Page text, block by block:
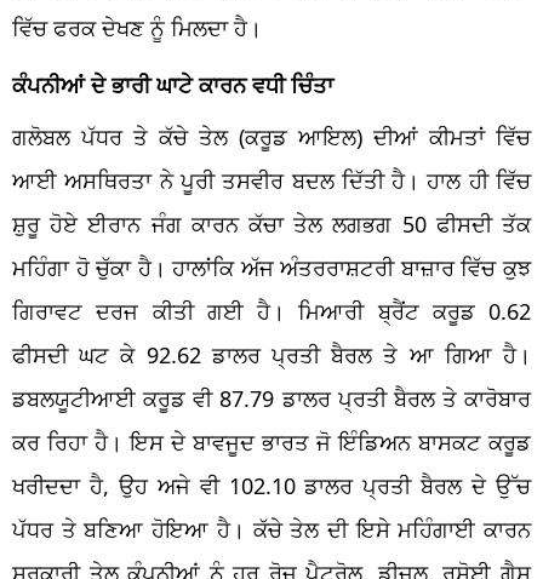
ਵਿੱਚ ਫਰਕ ਦੇਖਣ ਨੂੰ ਮਿਲਦਾ ਹੈ।
ਕੰਪਨੀਆਂ ਦੇ ਭਾਰੀ ਘਾਟੇ ਕਾਰਨ ਵਧੀ ਚਿੰਤਾ
ਗਲੋਬਲ ਪੱਧਰ ਤੇ ਕੱਚੇ ਤੇਲ (ਕਰੂਡ ਆਇਲ) ਦੀਆਂ ਕੀਮਤਾਂ ਵਿੱਚ
ਆਈ ਅਸਥਿਰਤਾ ਨੇ ਪੂਰੀ ਤਸਵੀਰ ਬਦਲ ਦਿੱਤੀ ਹੈ। ਹਾਲ ਹੀ ਵਿੱਚ
ਸ਼ੁਰੂ ਹੋਏ ਈਰਾਨ ਜੰਗ ਕਾਰਨ ਕੱਚਾ ਤੇਲ ਲਗਭਗ 50 ਫੀਸਦੀ ਤੱਕ
ਮਹਿੰਗਾ ਹੋ ਚੁੱਕਾ ਹੈ। ਹਾਲਾਂਕਿ ਅੱਜ ਅੰਤਰਰਾਸ਼ਟਰੀ ਬਾਜ਼ਾਰ ਵਿੱਚ ਕੁਝ
ਗਿਰਾਵਟ ਦਰਜ ਕੀਤੀ ਗਈ ਹੈ। ਮਿਆਰੀ ਬ੍ਰੈਂਟ ਕਰੂਡ 0.62
ਫੀਸਦੀ ਘਟ ਕੇ 92.62 ਡਾਲਰ ਪ੍ਰਤੀ ਬੈਰਲ ਤੇ ਆ ਗਿਆ ਹੈ।
ਡਬਲਯੂਟੀਆਈ ਕਰੂਡ ਵੀ 87.79 ਡਾਲਰ ਪ੍ਰਤੀ ਬੈਰਲ ਤੇ ਕਾਰੋਬਾਰ
ਕਰ ਰਿਹਾ ਹੈ। ਇਸ ਦੇ ਬਾਵਜੂਦ ਭਾਰਤ ਜੋ ਇੰਡਿਅਨ ਬਾਸਕਟ ਕਰੂਡ
ਖਰੀਦਦਾ ਹੈ, ਉਹ ਅਜੇ ਵੀ 102.10 ਡਾਲਰ ਪ੍ਰਤੀ ਬੈਰਲ ਦੇ ਉੱਚ
ਪੱਧਰ ਤੇ ਬਣਿਆ ਹੋਇਆ ਹੈ। ਕੱਚੇ ਤੇਲ ਦੀ ਇਸੇ ਮਹਿੰਗਾਈ ਕਾਰਨ
ਸਰਕਾਰੀ ਤੇਲ ਕੰਪਨੀਆਂ ਨੂੰ ਹਰ ਰੋਜ਼ ਪੈਟਰੋਲ, ਡੀਜ਼ਲ, ਰਸੋਈ ਗੈਸ